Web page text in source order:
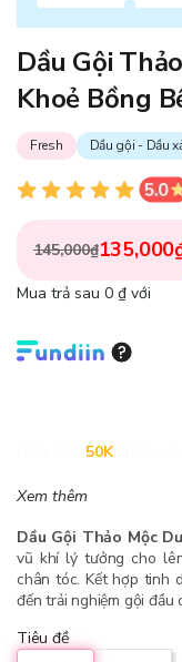
Dầu Gội
Khoẻ Bồng
Fresh Dầu gội - Dầu
145,000₫
Mua trả sau 0 ₫ với
50K
Xem thêm
Dầu Gội Thảo Mộc
vũ khí lý tưởng cho
chân tóc. Kết hợp tinh
đến trải nghiệm gội đầu
Tiêu đề